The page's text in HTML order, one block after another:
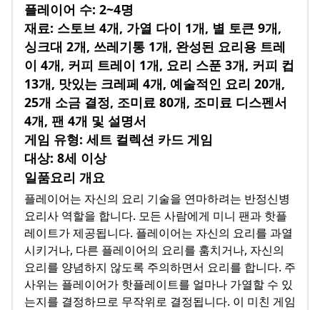
플레이어 수: 2~4명
재료: 스토브 4개, 가열 다이 1개, 별 토큰 9개,
싱크대 2개, 쓰레기통 1개, 완성된 요리용 트레
이 4개, 커피 트레이 1개, 요리 스푼 3개, 커피 컵
13개, 맛있는 크레페 4개, 예술적인 요리 20개,
25개 소금 결정, 조미료 80개, 조미료 디스펜서
4개, 팬 4개 및 설명서
게임 유형: 세트 컬렉션 카드 게임
대상: 8세 이상
일품요리 개요
플레이어는 자신의 요리 기술을 연마하려는 반정신병
요리사 역할을 합니다. 모든 사람에게 미니 팬과 핫플
레이트가 제공됩니다. 플레이어는 자신의 요리를 과열
시키거나, 다른 플레이어의 요리를 훔치거나, 자신의
요리를 양념하지 않도록 주의하면서 요리를 합니다. 주
사위는 플레이어가 핫플레이트를 얼마나 가열할 수 있
는지를 결정하므로 무작위로 결정됩니다. 이 미친 게임